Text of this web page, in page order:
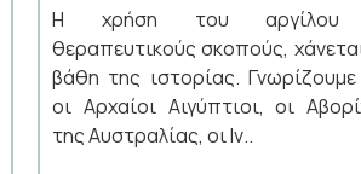
Η χρήση του αργίλου
θεραπευτικούς σκοπούς,
βάθη της ιστορίας.
οι Αρχαίοι Αιγύπτιοι, οι
της Αυστραλίας, οι Ιν..